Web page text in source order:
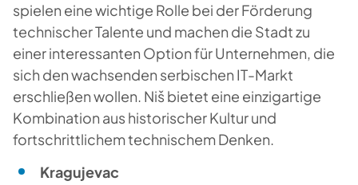
spielen eine wichtige Rolle bei der Förderung
technischer Talente und machen die Stadt zu
einer interessanten Option für Unternehmen, die
sich den wachsenden serbischen IT-Markt
erschließen wollen. Niš bietet eine einzigartige
Kombination aus historischer Kultur und
fortschrittlichem technischem Denken.
Kragujevac